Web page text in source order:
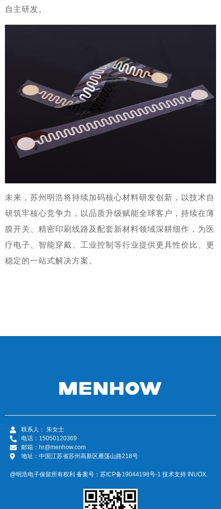
自主研发。
未来，苏州明浩将持续加码核心材料研发创新，以技术自
研筑牢核心竞争力，以品质升级赋能全球客户，持续在薄
膜开关、精密印刷线路及配套新材料领域深耕细作，为医
疗电子、智能穿戴、工业控制等行业提供更具性价比、更
稳定的一站式解决方案。
联系人： 朱女士
电话：15050120369
邮箱：hr@menhow.com
地址：中国江苏省苏州高新区雁荡山路218号
@明浩电子保留所有权利 备案号： 苏ICP备19044198号-1 技术支持 INUOX.